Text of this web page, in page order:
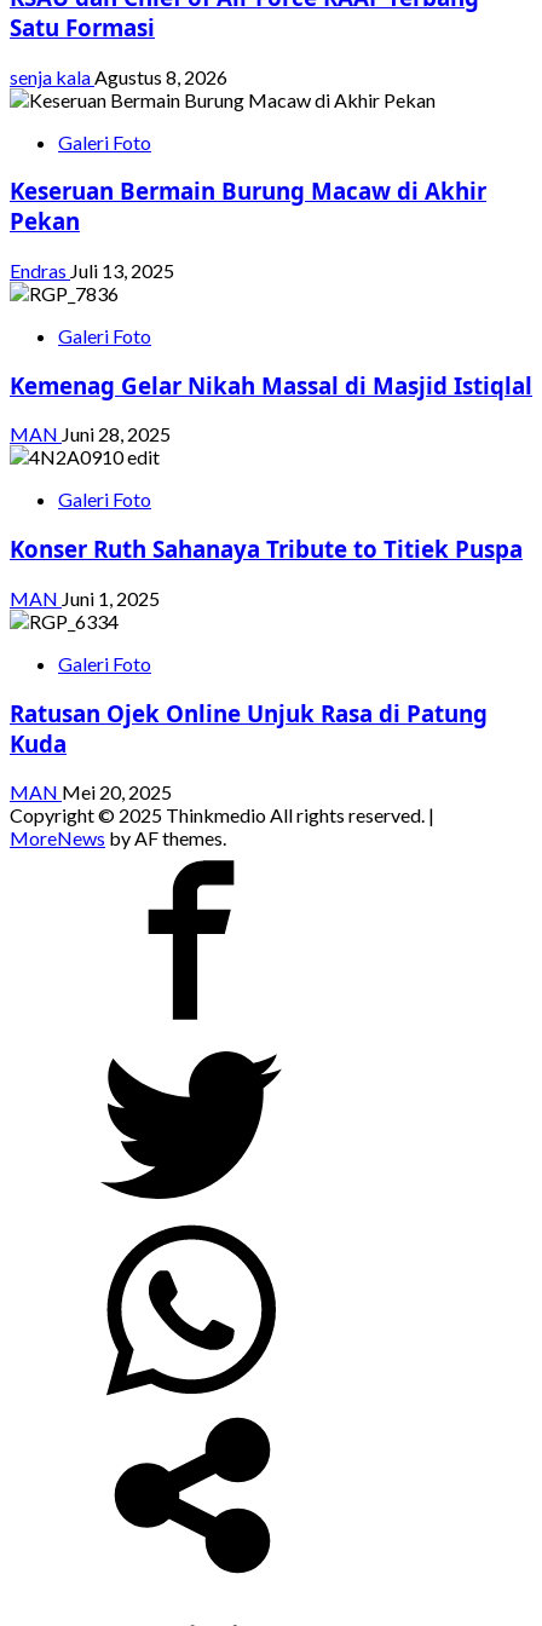
Satu Formasi
senja kala Agustus 8, 2026
Galeri Foto
Keseruan Bermain Burung Macaw di Akhir
Pekan
Endras Juli 13, 2025
Galeri Foto
Kemenag Gelar Nikah Massal di Masjid Istiqlal
MAN Juni 28, 2025
Galeri Foto
Konser Ruth Sahanaya Tribute to Titiek Puspa
MAN Juni 1, 2025
Galeri Foto
Ratusan Ojek Online Unjuk Rasa di Patung
Kuda
MAN Mei 20, 2025
Copyright © 2025 Thinkmedio All rights reserved. |
MoreNews by AF themes.